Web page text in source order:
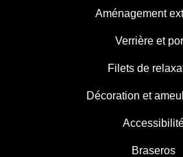
Aménagement
Verrière et
Filets de
Décoration et
Braseros